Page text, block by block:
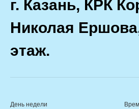
г. Казань, КРК
Николая
этаж.
День недели